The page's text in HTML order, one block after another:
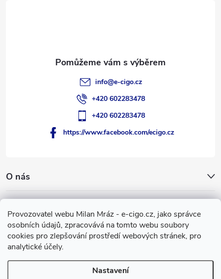
Provozovatel webu Milan Mráz - e-cigo.cz, jako správce
osobních údajů, zpracovává na tomto webu soubory
cookies pro zlepšování prostředí webových stránek, pro
analytické účely.
Nastavení
O nás
Facebook
info@e-cigo.cz
+420 602283478
+420 602283478
https://www.facebook.com/ecigo.cz